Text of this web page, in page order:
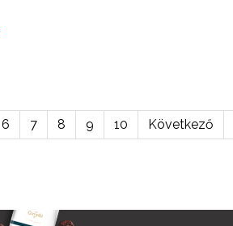
6 7 8 9 10 Következő